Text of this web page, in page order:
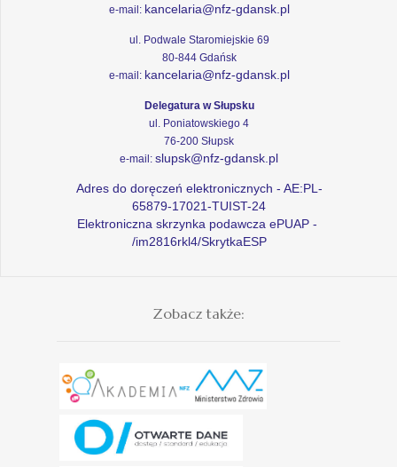
e-mail: kancelaria@nfz-gdansk.pl
ul. Podwale Staromiejskie 69
80-844 Gdańsk
e-mail: kancelaria@nfz-gdansk.pl
Delegatura w Słupsku
ul. Poniatowskiego 4
76-200 Słupsk
e-mail: slupsk@nfz-gdansk.pl
Adres do doręczeń elektronicznych - AE:PL-
65879-17021-TUIST-24
Elektroniczna skrzynka podawcza ePUAP -
/im2816rkl4/SkrytkaESP
Zobacz także: